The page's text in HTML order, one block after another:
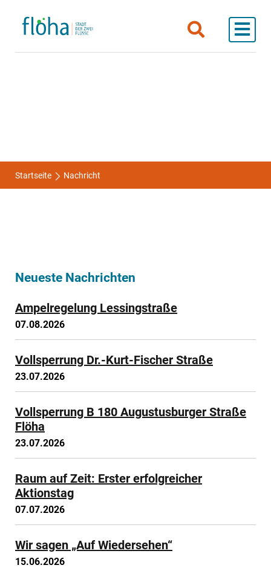
Startseite Nachricht
Neueste Nachrichten
Ampelregelung Lessingstraße
07.08.2026
Vollsperrung Dr.-Kurt-Fischer Straße
23.07.2026
Vollsperrung B 180 Augustusburger Straße
Flöha
23.07.2026
Raum auf Zeit: Erster erfolgreicher
Aktionstag
07.07.2026
Wir sagen „Auf Wiedersehen“
15.06.2026